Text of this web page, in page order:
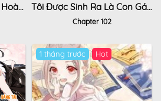
Tôi Sẽ Bị Trừ Khử Cùng Hoàng Đế Tôi Được Sinh Ra Là Con Gái Thứ Hai
Chapter 102
1 tháng trước Hot